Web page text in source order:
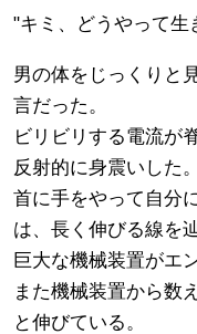
"キミ、どうやって生
男の体をじっくりと
言だった。
ビリビリする電流が
反射的に身震いした。
首に手をやって自分
は、長く伸びる線を
巨大な機械装置がエ
また機械装置から数
と伸びている。